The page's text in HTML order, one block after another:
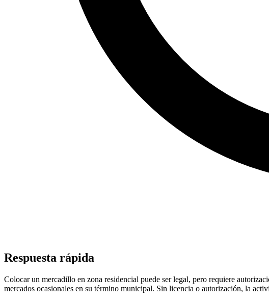
Respuesta rápida
Colocar un mercadillo en zona residencial puede ser legal, pero requiere
mercados ocasionales en su término municipal. Sin licencia o autorización, la